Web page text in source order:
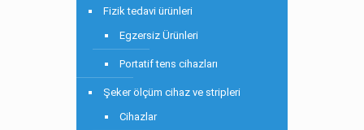
Fizik tedavi ürünleri
Egzersiz Ürünleri
Portatif tens cihazları
Şeker ölçüm cihaz ve stripleri
Cihazlar